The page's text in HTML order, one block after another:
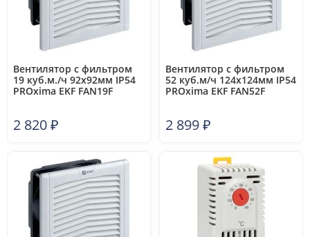
Вентилятор с фильтром
19 куб.м./ч 92x92мм IP54
PROxima EKF FAN19F
2 820₽
Вентилятор с фильтром
52 куб.м/ч 124x124мм IP54
PROxima EKF FAN52F
2 899₽